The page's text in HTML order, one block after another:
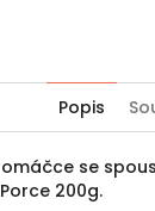
Popis
se
200g.